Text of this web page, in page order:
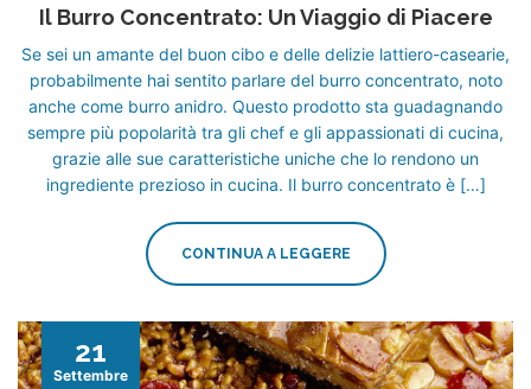
Il Burro Concentrato: Un Viaggio di Piacere
Se sei un amante del buon cibo e delle delizie lattiero-casearie,
probabilmente hai sentito parlare del burro concentrato, noto
anche come burro anidro. Questo prodotto sta guadagnando
sempre più popolarità tra gli chef e gli appassionati di cucina,
grazie alle sue caratteristiche uniche che lo rendono un
ingrediente prezioso in cucina. Il burro concentrato è […]
CONTINUA A LEGGERE
21
Settembre